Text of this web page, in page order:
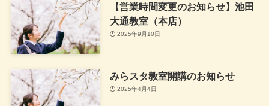
【営業時間変更のお知らせ】池田
大通教室（本店）
2025年9月10日
みらスタ教室開講のお知らせ
2025年4月4日